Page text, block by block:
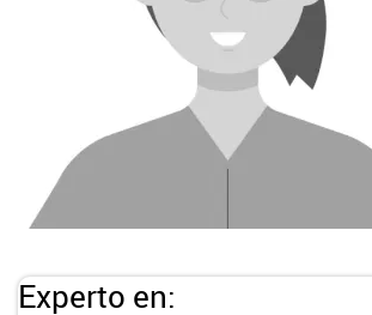
Experto en: